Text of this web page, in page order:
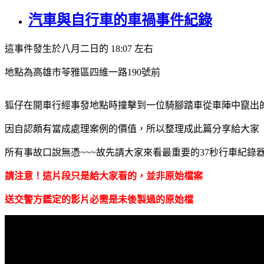
汽車與自行車的車禍事件紀錄
這事件發生於八月二日的 18:07 左右
地點為高雄市苓雅區四維一路190號前
狐仔在開車行經事發地點時撞擊到一位騎腳踏車從車陣中竄出
因自認頗有當成處理案例的價值，所以整理成此篇分享給大家
所有事故口說無憑~~~故先請大家來看最重要的37秒行車紀錄
請注意！這片段只是給大家看的，並非原始檔案
送交警方鑑定的影片必需是未後製過的原始檔